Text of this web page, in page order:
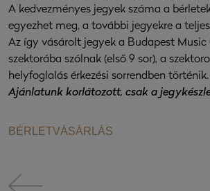
A kedvezményes jegyek száma a
egyezhet meg, a további jegyekre a
Az így vásárolt jegyek a Budapest Music
szektorába szólnak (első 9 sor), a
helyfoglalás érkezési sorrendben történik.
Ajánlatunk korlátozott, csak a
BÉRLETVÁSÁRLÁS